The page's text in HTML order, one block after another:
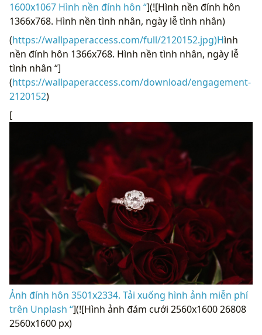
1600x1067 Hình nền đính hôn “](![Hình nền đính hôn
1366x768. Hình nền tình nhân, ngày lễ tình nhân)
(https://wallpaperaccess.com/full/2120152.jpg)Hình
nền đính hôn 1366x768. Hình nền tình nhân, ngày lễ
tình nhân “]
(https://wallpaperaccess.com/download/engagement-
2120152)
[
Ảnh đính hôn 3501x2334. Tải xuống hình ảnh miễn phí
trên Unplash “](![Hình ảnh đám cưới 2560x1600 26808
2560x1600 px)